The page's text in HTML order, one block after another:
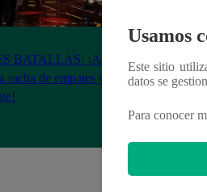
BATALLAS: ¡Andy
de empates y le
Usamos
Este sitio
datos se
Para conocer